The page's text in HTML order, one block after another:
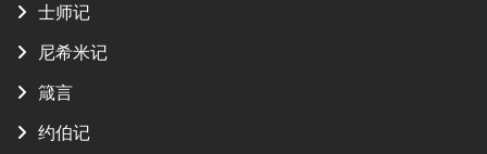
士师记
尼希米记
箴言
约伯记